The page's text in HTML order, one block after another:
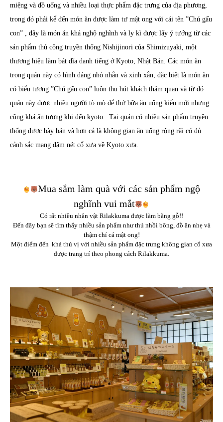
miệng và đồ uống và nhiều loại thực phẩm đặc trưng của địa phương,
trong đó phải kể đến món ăn được làm tư mật ong với cái tên ”Chú gấu
con” , đây là món ăn khá nghộ nghĩnh và ly kì được lấy ý tưởng từ các
sản phẩm thủ công truyền thống Nishijinori của Shimizuyaki, một
thương hiệu làm bát đĩa danh tiếng ở Kyoto, Nhật Bản. Các món ăn
trong quán này có hình dáng nhỏ nhắn và xinh xắn, đặc biệt là món ăn
có biểu tượng ”Chú gấu con” luôn thu hút khách thăm quan và từ đó
quán này được nhiều người tò mò để thử bữa ăn uống kiểu mới nhưng
cũng khá ấn tượng khi đến kyoto. Tại quán có nhiều sản phẩm truyền
thống được bày bán và hơn cả là không gian ăn uống rộng rãi có đủ
cảnh sắc mang đậm nét cổ xưa về Kyoto xưa.
Mua sắm làm quà với các sản phẩm ngộ
nghĩnh vui mắt
Có rất nhiều nhân vật Rilakkuma được làm bằng gỗ!!
Đến đây bạn sẽ tìm thấy nhiều sản phẩm như thú nhồi bông, đồ ăn nhẹ và
thậm chí cả mật ong!
Một điểm đến khá thú vị với nhiều sản phẩm đặc trưng không gian cổ xưa
được trang trí theo phong cách Rilakkuma.